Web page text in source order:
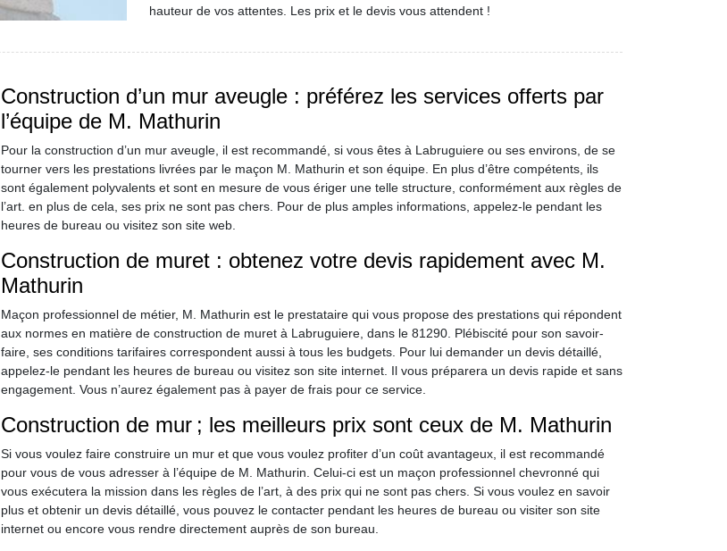
hauteur de vos attentes. Les prix et le devis vous attendent !
Construction d’un mur aveugle : préférez les services offerts par
l’équipe de M. Mathurin
Pour la construction d’un mur aveugle, il est recommandé, si vous êtes à Labruguiere ou ses environs, de se
tourner vers les prestations livrées par le maçon M. Mathurin et son équipe. En plus d’être compétents, ils
sont également polyvalents et sont en mesure de vous ériger une telle structure, conformément aux règles de
l’art. en plus de cela, ses prix ne sont pas chers. Pour de plus amples informations, appelez-le pendant les
heures de bureau ou visitez son site web.
Construction de muret : obtenez votre devis rapidement avec M.
Mathurin
Maçon professionnel de métier, M. Mathurin est le prestataire qui vous propose des prestations qui répondent
aux normes en matière de construction de muret à Labruguiere, dans le 81290. Plébiscité pour son savoir-
faire, ses conditions tarifaires correspondent aussi à tous les budgets. Pour lui demander un devis détaillé,
appelez-le pendant les heures de bureau ou visitez son site internet. Il vous préparera un devis rapide et sans
engagement. Vous n’aurez également pas à payer de frais pour ce service.
Construction de mur ; les meilleurs prix sont ceux de M. Mathurin
Si vous voulez faire construire un mur et que vous voulez profiter d’un coût avantageux, il est recommandé
pour vous de vous adresser à l’équipe de M. Mathurin. Celui-ci est un maçon professionnel chevronné qui
vous exécutera la mission dans les règles de l’art, à des prix qui ne sont pas chers. Si vous voulez en savoir
plus et obtenir un devis détaillé, vous pouvez le contacter pendant les heures de bureau ou visiter son site
internet ou encore vous rendre directement auprès de son bureau.